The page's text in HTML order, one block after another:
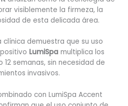
visiblemente la firmeza, la
de esta delicada área.
clínica demuestra que su uso
LumiSpa multiplica los
semanas, sin necesidad de
invasivos.
con LumiSpa Accent